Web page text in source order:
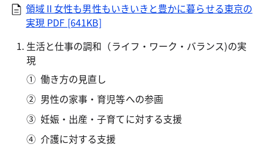
領域Ⅱ女性も男性もいきいきと豊かに暮らせる東京の
実現 PDF [641KB]
生活と仕事の調和（ライフ・ワーク・バランス)の実
現
働き方の見直し
男性の家事・育児等への参画
妊娠・出産・子育てに対する支援
介護に対する支援